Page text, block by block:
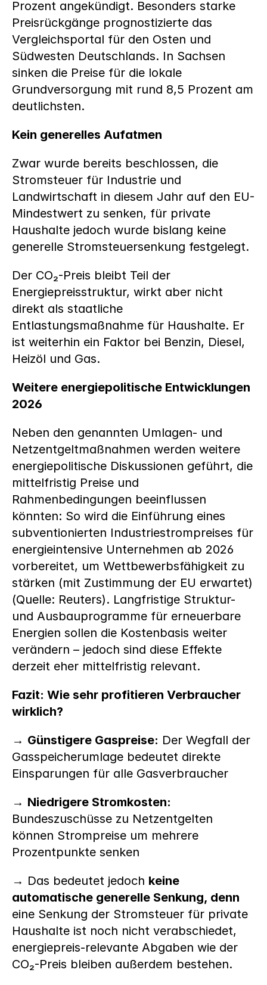
Prozent angekündigt. Besonders starke
Preisrückgänge prognostizierte das
Vergleichsportal für den Osten und
Südwesten Deutschlands. In Sachsen
sinken die Preise für die lokale
Grundversorgung mit rund 8,5 Prozent am
deutlichsten.
Kein generelles Aufatmen
Zwar wurde bereits beschlossen, die
Stromsteuer für Industrie und
Landwirtschaft in diesem Jahr auf den EU-
Mindestwert zu senken, für private
Haushalte jedoch wurde bislang keine
generelle Stromsteuersenkung festgelegt.
Der CO₂-Preis bleibt Teil der
Energiepreisstruktur, wirkt aber nicht
direkt als staatliche
Entlastungsmaßnahme für Haushalte. Er
ist weiterhin ein Faktor bei Benzin, Diesel,
Heizöl und Gas.
Weitere energiepolitische Entwicklungen
2026
Neben den genannten Umlagen- und
Netzentgeltmaßnahmen werden weitere
energiepolitische Diskussionen geführt, die
mittelfristig Preise und
Rahmenbedingungen beeinflussen
könnten: So wird die Einführung eines
subventionierten Industriestrompreises für
energieintensive Unternehmen ab 2026
vorbereitet, um Wettbewerbsfähigkeit zu
stärken (mit Zustimmung der EU erwartet)
(Quelle: Reuters). Langfristige Struktur-
und Ausbauprogramme für erneuerbare
Energien sollen die Kostenbasis weiter
verändern – jedoch sind diese Effekte
derzeit eher mittelfristig relevant.
Fazit: Wie sehr profitieren Verbraucher
wirklich?
→ Günstigere Gaspreise: Der Wegfall der
Gasspeicherumlage bedeutet direkte
Einsparungen für alle Gasverbraucher
→ Niedrigere Stromkosten:
Bundeszuschüsse zu Netzentgelten
können Strompreise um mehrere
Prozentpunkte senken
→ Das bedeutet jedoch keine
eine Senkung der Stromsteuer für private
Haushalte ist noch nicht verabschiedet,
energiepreis-relevante Abgaben wie der
CO₂-Preis bleiben außerdem bestehen.